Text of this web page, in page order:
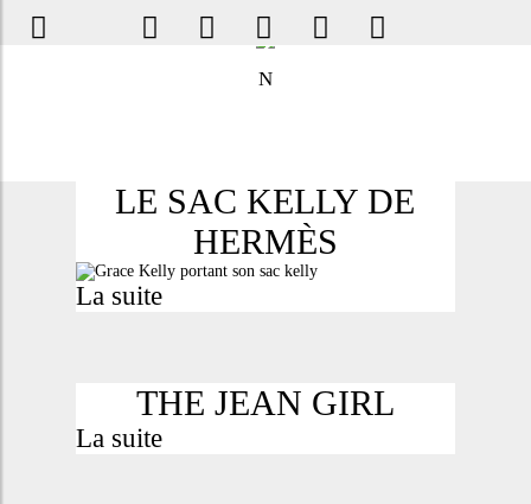
N
LE SAC KELLY DE
HERMÈS
La suite
THE JEAN GIRL
La suite